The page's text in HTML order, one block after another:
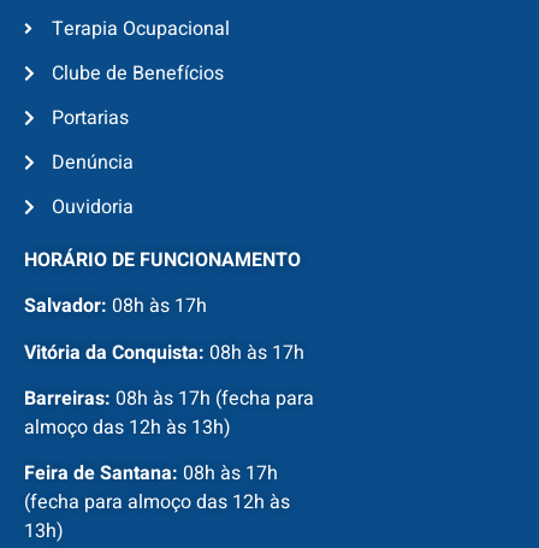
Terapia Ocupacional
Clube de Benefícios
Portarias
Denúncia
Ouvidoria
HORÁRIO DE FUNCIONAMENTO
Salvador: 08h às 17h
Vitória da Conquista: 08h às 17h
Barreiras: 08h às 17h (fecha para
almoço das 12h às 13h)
Feira de Santana: 08h às 17h
(fecha para almoço das 12h às
13h)